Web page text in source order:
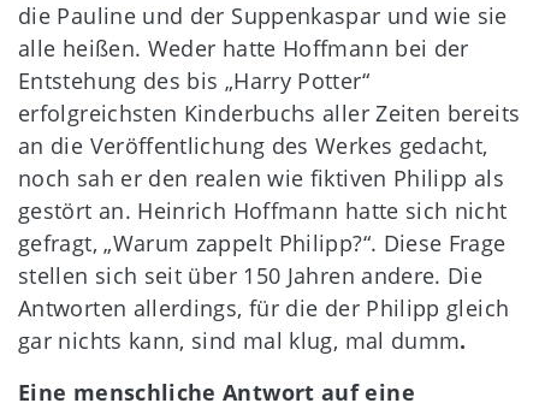
die Pauline und der Suppenkaspar und wie sie
alle heißen. Weder hatte Hoffmann bei der
Entstehung des bis „Harry Potter“
erfolgreichsten Kinderbuchs aller Zeiten bereits
an die Veröffentlichung des Werkes gedacht,
noch sah er den realen wie fiktiven Philipp als
gestört an. Heinrich Hoffmann hatte sich nicht
gefragt, „Warum zappelt Philipp?“. Diese Frage
stellen sich seit über 150 Jahren andere. Die
Antworten allerdings, für die der Philipp gleich
gar nichts kann, sind mal klug, mal dumm.
Eine menschliche Antwort auf eine